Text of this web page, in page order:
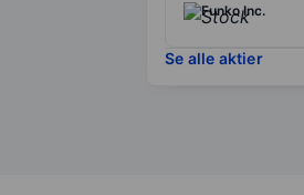
Funko Inc.
Se alle aktier